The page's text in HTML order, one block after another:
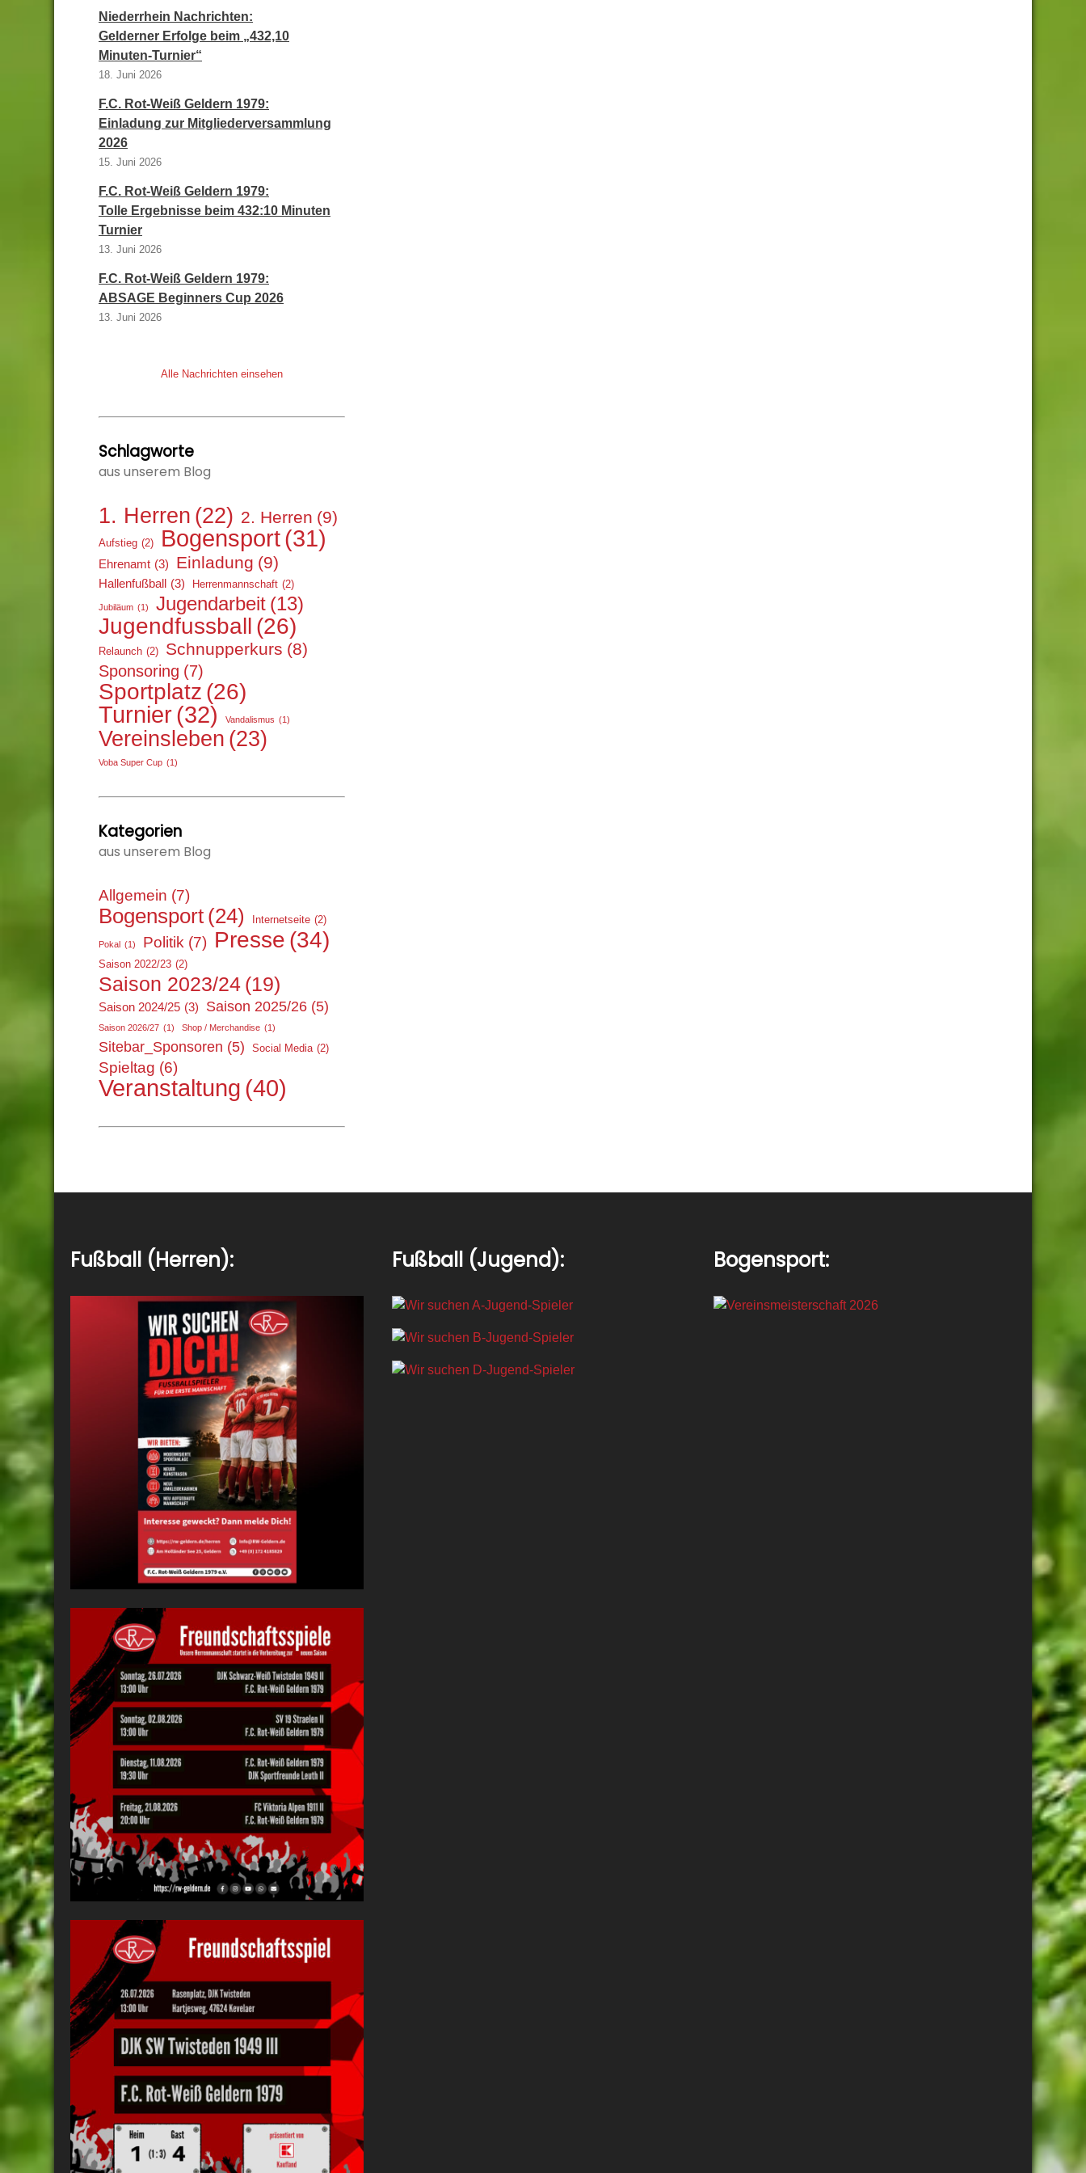
Niederrhein Nachrichten:
Gelderner Erfolge beim „432,10
Minuten-Turnier“
18. Juni 2026
F.C. Rot-Weiß Geldern 1979:
Einladung zur Mitgliederversammlung
2026
15. Juni 2026
F.C. Rot-Weiß Geldern 1979:
Tolle Ergebnisse beim 432:10 Minuten
Turnier
13. Juni 2026
F.C. Rot-Weiß Geldern 1979:
ABSAGE Beginners Cup 2026
13. Juni 2026
Alle Nachrichten einsehen
Schlagworte
aus unserem Blog
1. Herren (22) 2. Herren (9)
Aufstieg (2) Bogensport(31)
Ehrenamt (3) Einladung (9)
Hallenfußball (3) Herrenmannschaft (2)
Jubiläum (1) Jugendarbeit (13)
Jugendfussball (26)
Relaunch (2) Schnupperkurs (8)
Sponsoring (7)
Sportplatz (26)
Turnier(32) Vandalismus (1)
Vereinsleben (23)
Voba Super Cup (1)
Kategorien
aus unserem Blog
Allgemein (7)
Bogensport (24) Internetseite (2)
Pokal (1) Politik (7) Presse (34)
Saison 2022/23 (2)
Saison 2023/24 (19)
Saison 2024/25 (3) Saison 2025/26 (5)
Saison 2026/27 (1) Shop / Merchandise (1)
Sitebar_Sponsoren (5) Social Media (2)
Spieltag (6)
Veranstaltung (40)
Fußball (Herren): Fußball (Jugend): Bogensport: